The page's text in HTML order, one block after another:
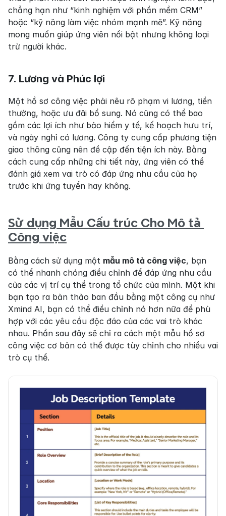
chẳng hạn như “kinh nghiệm với phần mềm CRM”
hoặc “kỹ năng làm việc nhóm mạnh mẽ”. Kỹ năng
mong muốn giúp ứng viên nổi bật nhưng không loại
trừ người khác.
7. Lương và Phúc lợi
Một hồ sơ công việc phải nêu rõ phạm vi lương, tiền
thưởng, hoặc ưu đãi bổ sung. Nó cũng có thể bao
gồm các lợi ích như bảo hiểm y tế, kế hoạch hưu trí,
và ngày nghỉ có lương. Công ty cung cấp phương tiện
giao thông cũng nên đề cập đến tiện ích này. Bằng
cách cung cấp những chi tiết này, ứng viên có thể
đánh giá xem vai trò có đáp ứng nhu cầu của họ
trước khi ứng tuyển hay không.
Sử dụng Mẫu Cấu trúc Cho Mô tả
Công việc
Bằng cách sử dụng một mẫu mô tả công việc, bạn
có thể nhanh chóng điều chỉnh để đáp ứng nhu cầu
của các vị trí cụ thể trong tổ chức của mình. Một khi
bạn tạo ra bản thảo ban đầu bằng một công cụ như
Xmind AI, bạn có thể điều chỉnh nó hơn nữa để phù
hợp với các yêu cầu độc đáo của các vai trò khác
nhau. Phần sau đây sẽ chỉ ra cách một mẫu hồ sơ
công việc cơ bản có thể được tùy chỉnh cho nhiều vai
trò cụ thể.